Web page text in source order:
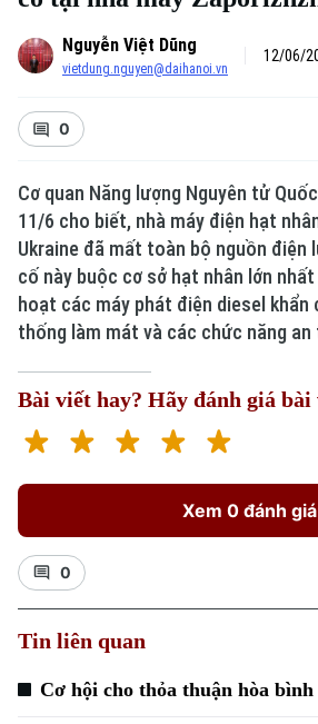
Nguyễn Việt Dũng
vietdung.nguyen@daihanoi.vn
12/06/
0
Cơ quan Năng lượng Nguyên tử
11/6 cho biết, nhà máy điện hạt
Ukraine đã mất toàn bộ nguồn điện
cố này buộc cơ sở hạt nhân lớn
hoạt các máy phát điện diesel khẩn
thống làm mát và các chức năng
Bài viết hay? Hãy đánh giá bài
Xem 0 đánh giá
0
Tin liên quan
Cơ hội cho thỏa thuận hòa